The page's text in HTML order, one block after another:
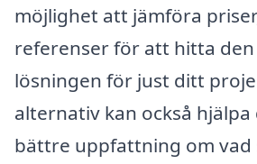
möjlighet att jämföra
referenser för att hitta den
lösningen för just ditt
alternativ kan också
bättre uppfattning om vad